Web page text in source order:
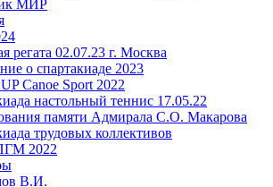
МИР
регата 02.07.23 г. Москва
о спартакиаде 2023
Canoe Sport 2022
настольный теннис 17.05.22
памяти Адмирала С.О. Макарова
трудовых коллективов
2022
В.И.